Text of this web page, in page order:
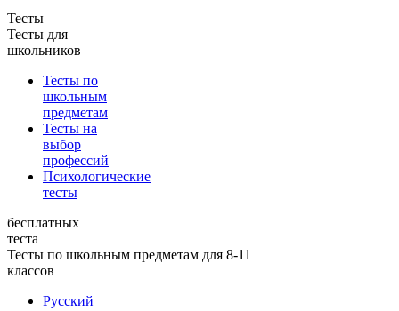
Тесты
Тесты для
школьников
Тесты по
школьным
предметам
Тесты на
выбор
профессий
Психологические
тесты
бесплатных
теста
Тесты по школьным предметам для 8-11
классов
Русский